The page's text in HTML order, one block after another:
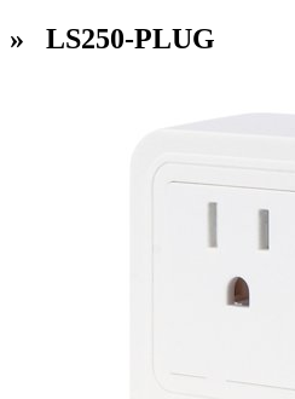
» LS250-PLUG